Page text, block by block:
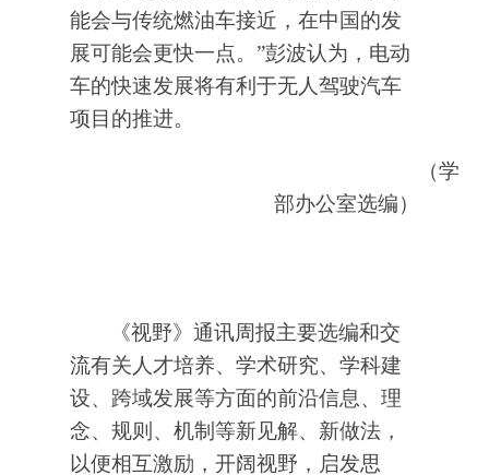
能会与传统燃油车接近，在中国的发
展可能会更快一点。”彭波认为，电动
车的快速发展将有利于无人驾驶汽车
项目的推进。
（学
部办公室选编）
《视野》通讯周报主要选编和交
流有关人才培养、学术研究、学科建
设、跨域发展等方面的前沿信息、理
念、规则、机制等新见解、新做法，
以便相互激励，开阔视野，启发思